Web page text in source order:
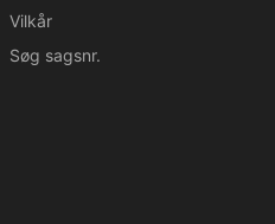
Vilkår
Søg sagsnr.